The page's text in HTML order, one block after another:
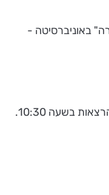
באוניברסיטה -